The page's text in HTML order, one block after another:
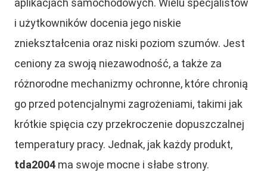
aplikacjach samochodowych. Wielu specjalistów
i użytkowników docenia jego niskie
zniekształcenia oraz niski poziom szumów. Jest
ceniony za swoją niezawodność, a także za
różnorodne mechanizmy ochronne, które chronią
go przed potencjalnymi zagrożeniami, takimi jak
krótkie spięcia czy przekroczenie dopuszczalnej
temperatury pracy. Jednak, jak każdy produkt,
tda2004 ma swoje mocne i słabe strony.